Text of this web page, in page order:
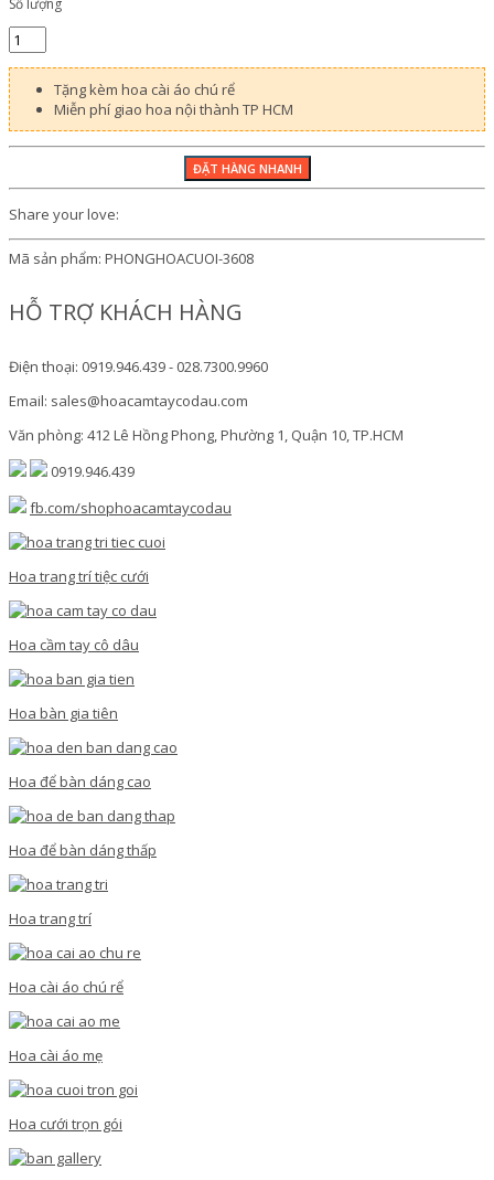
Số lượng
Tặng kèm hoa cài áo chú rể
Miễn phí giao hoa nội thành TP HCM
Share your love:
Mã sản phẩm: PHONGHOACUOI-3608
HỖ TRỢ KHÁCH HÀNG
Điện thoại: 0919.946.439 - 028.7300.9960
Email: sales@hoacamtaycodau.com
Văn phòng: 412 Lê Hồng Phong, Phường 1, Quận 10, TP.HCM
0919.946.439
fb.com/shophoacamtaycodau
Hoa trang trí tiệc cưới
Hoa cầm tay cô dâu
Hoa bàn gia tiên
Hoa để bàn dáng cao
Hoa để bàn dáng thấp
Hoa trang trí
Hoa cài áo chú rể
Hoa cài áo mẹ
Hoa cưới trọn gói